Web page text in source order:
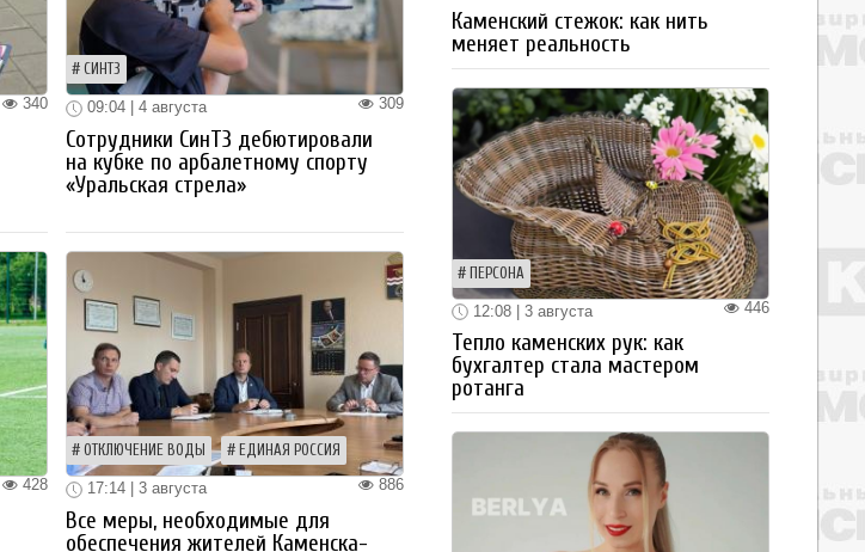
340
СИНТЗ
309
09:04 | 4 августа
Сотрудники СинТЗ дебютировали
на кубке по арбалетному спорту
«Уральская стрела»
428
ОТКЛЮЧЕНИЕ ВОДЫ ЕДИНАЯ РОССИЯ
886
17:14 | 3 августа
Все меры, необходимые для
обеспечения жителей Каменска-
Каменский стежок: как нить
меняет реальность
ПЕРСОНА
446
12:08 | 3 августа
Тепло каменских рук: как
бухгалтер стала мастером
ротанга